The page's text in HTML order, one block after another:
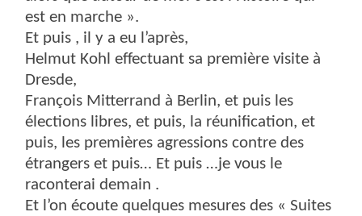
est en marche ».
Et puis , il y a eu l’après,
Helmut Kohl effectuant sa première visite à
Dresde,
François Mitterrand à Berlin, et puis les
élections libres, et puis, la réunification, et
puis, les premières agressions contre des
étrangers et puis… Et puis …je vous le
raconterai demain .
Et l’on écoute quelques mesures des « Suites